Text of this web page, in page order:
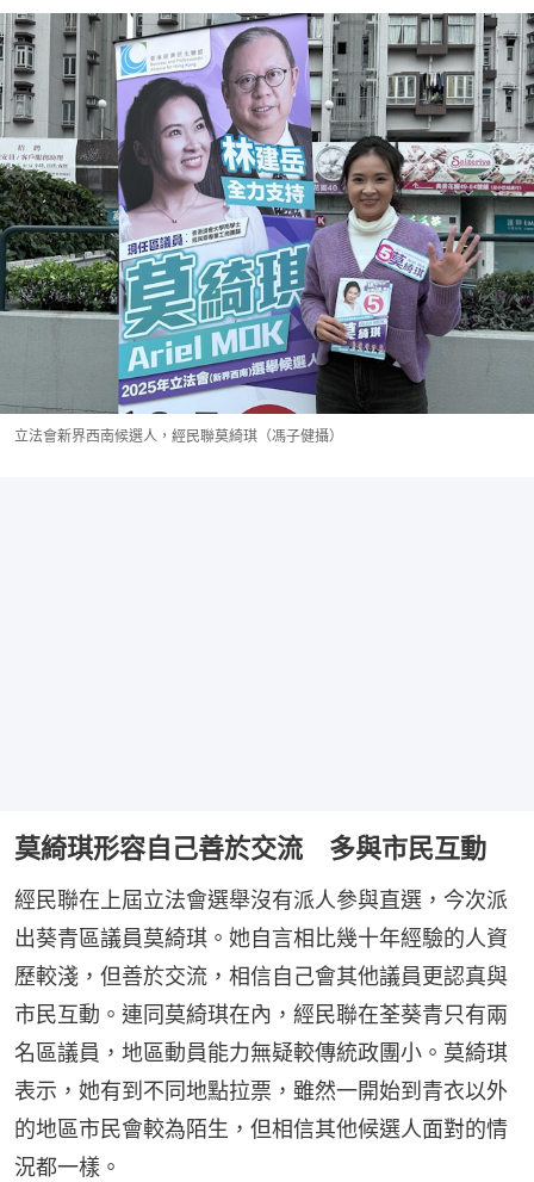
立法會新界西南候選人，經民聯莫綺琪（馮子健攝）
莫綺琪形容自己善於交流 多與市民互動
經民聯在上屆立法會選舉沒有派人參與直選，今次派
出葵青區議員莫綺琪。她自言相比幾十年經驗的人資
歷較淺，但善於交流，相信自己會其他議員更認真與
市民互動。連同莫綺琪在內，經民聯在荃葵青只有兩
名區議員，地區動員能力無疑較傳統政團小。莫綺琪
表示，她有到不同地點拉票，雖然一開始到青衣以外
的地區市民會較為陌生，但相信其他候選人面對的情
況都一樣。